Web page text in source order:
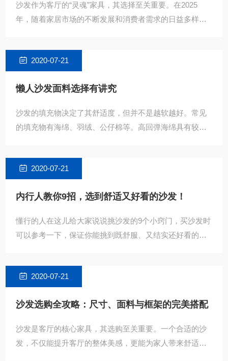
沙发作为客厅的“灵魂”家具，其选择至关重要。在2025
年，随着家居市场的不断发展和消费者需求的日益多样
2020-07-21
懒人沙发面料选择有讲究
沙发的填充物决定了其舒适度，但并不是越软越好。常见
的填充物有海绵、羽绒、公仔棉等。高回弹海绵具有较好
2020-07-21
内行人教你9招，选到舒适又好看的沙发！
懂行的人在这儿给大家说说挑沙发的9个小窍门，买沙发时
可以参考一下，保证你能挑到既舒服、又结实还好看的沙
2020-07-21
沙发选购全攻略：尺寸、面料与框架的完美搭配
沙发是客厅的核心家具，其选购至关重要。一个合适的沙
发，不仅能提升客厅的整体美感，更能为家人带来舒适的